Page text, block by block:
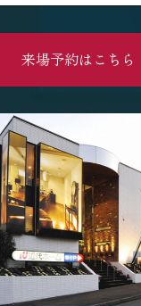
来場予約はこちら